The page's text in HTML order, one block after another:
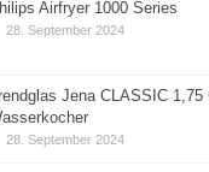
Airfryer 1000 Series
28. September 2024
Jena CLASSIC 1,75
28. September 2024